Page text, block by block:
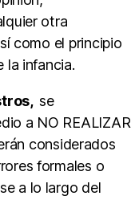
otra
como el principio
la infancia.
se
a NO REALIZAR
considerados
formales o
a lo largo del